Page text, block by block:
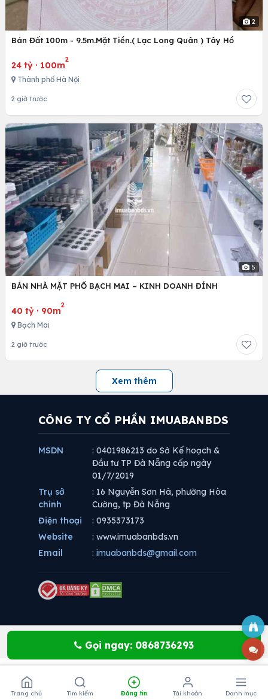
2
Bán Đất 100m - 9.5m.Mặt Tiền.( Lạc Long Quân ) Tây Hồ
24 tỷ · 100m
2
Thành phố Hà Nội
2 giờ trước
5
BÁN NHÀ MẶT PHỐ BẠCH MAI – KINH DOANH ĐỈNH
40 tỷ · 90m
2
Bạch Mai
2 giờ trước
Xem thêm
Gọi ngay: 0868736293
CÔNG TY CỔ PHẦN IMUABANBDS
MSDN
: 0401986213 do Sở Kế hoạch &
Đầu tư TP Đà Nẵng cấp ngày
01/7/2019
Trụ sở
chính
: 16 Nguyễn Sơn Hà, phường Hòa
Cường, tp Đà Nẵng
Điện thoại
: 0935373173
Website
: www.imuabanbds.vn
Email
: imuabanbds@gmail.com
Trang chủ Tìm kiếm Đăng tin Tài khoản Danh mục